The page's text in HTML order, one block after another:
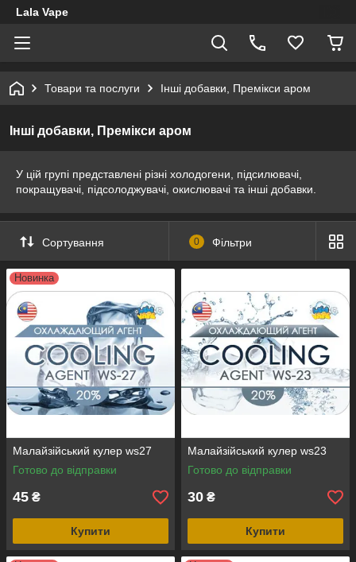
Lala Vape
Товари та послуги Інші добавки, Премікси аром
Інші добавки, Премікси аром
У цій групі представлені різні холодогени, підсилювачі,
покращувачі, підсолоджувачі, окислювачі та інші добавки.
Сортування 0 Фільтри
Новинка
Малайзійський кулер ws27
Готово до відправки
45 ₴
Купити
Малайзійський кулер ws23
Готово до відправки
30 ₴
Купити